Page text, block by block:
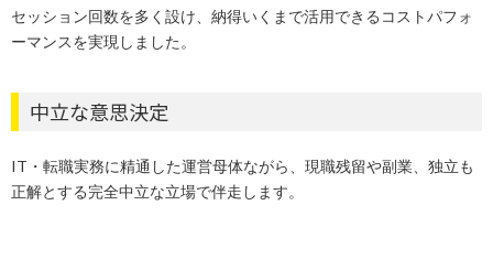
セッション回数を多く設け、納得いくまで活用できるコストパフォ
ーマンスを実現しました。
中立な意思決定
IT・転職実務に精通した運営母体ながら、現職残留や副業、独立も
正解とする完全中立な立場で伴走します。